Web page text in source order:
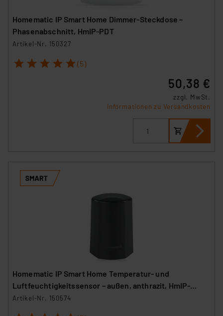
Beurteilung der mit der Datenübermittlung,
insbesondere der Art der übermittelten Daten,
verbundenen Risiken.“
Impressum|Datenschutzerklärung
Homematic IP Smart Home Dimmer-Steckdose –
Phasenabschnitt, HmIP-PDT
Artikel-Nr. 150327
1 2 3 4 5 (5)
50,38 €
zzgl. MwSt.
Informationen zu Versandkosten
Homematic IP Smart Home Temperatur- und
Luftfeuchtigkeitssensor – außen, anthrazit, HmIP-
STHO-A
Artikel-Nr. 150574